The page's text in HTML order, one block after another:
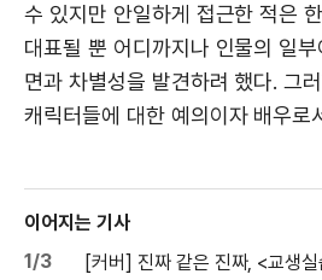
수 있지만 안일하게 접근한 적은
대표될 뿐 어디까지나 인물의 일
면과 차별성을 발견하려 했다. 그
캐릭터들에 대한 예의이자 배우로
이어지는 기사
1/3
[커버] 진짜 같은 진짜, <교생